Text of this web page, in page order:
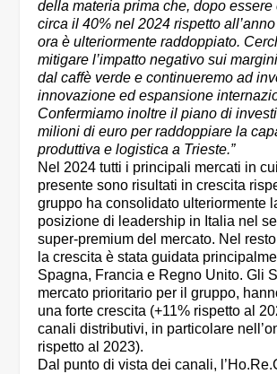
della materia prima che, dopo essere
circa il 40% nel 2024 rispetto
ora è ulteriormente raddoppiato.
mitigare l’impatto negativo sui
dal caffè verde e continueremo ad
innovazione ed espansione
Confermiamo inoltre il piano di
milioni di euro per raddoppiare la
produttiva e logistica a Trieste.”
Nel 2024 tutti i principali mercati in
presente sono risultati in crescita
gruppo ha consolidato ulteriormente
posizione di leadership in Italia nel
super-premium del mercato. Nel
la crescita è stata guidata
Spagna, Francia e Regno Unito. Gli
mercato prioritario per il gruppo,
una forte crescita (+11% rispetto al
canali distributivi, in particolare
rispetto al 2023).
Dal punto di vista dei canali,